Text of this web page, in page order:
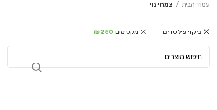
עמוד הבית צמחי נוי
ניקוי פילטרים מקסימום ₪250